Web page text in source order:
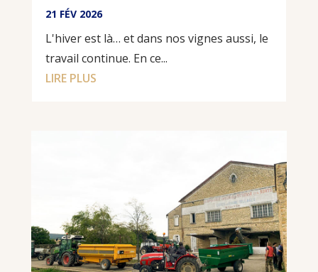
21 FÉV 2026
L'hiver est là… et dans nos vignes aussi, le
travail continue. En ce...
LIRE PLUS